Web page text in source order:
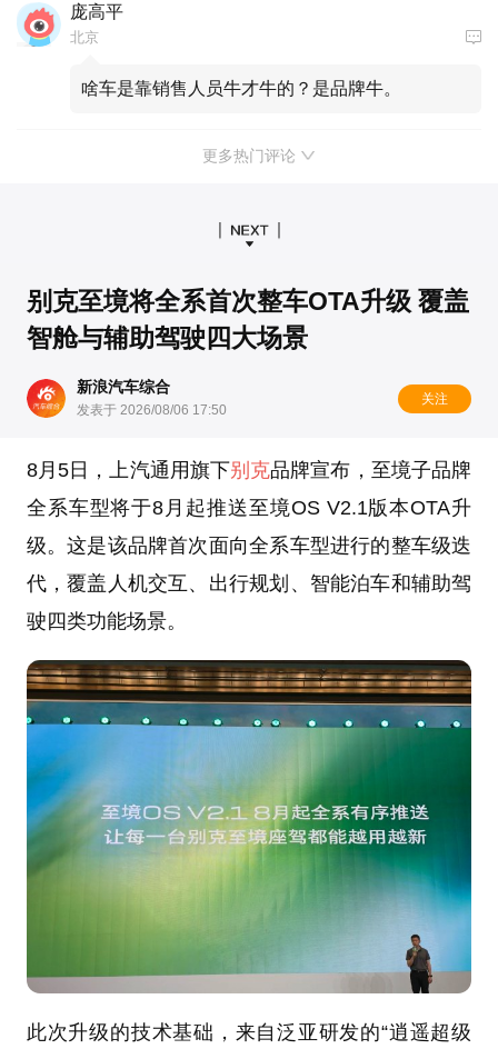
庞高平
北京
啥车是靠销售人员牛才牛的？是品牌牛。
更多热门评论
别克至境将全系首次整车OTA升级 覆盖
智舱与辅助驾驶四大场景
新浪汽车综合
发表于 2026/08/06 17:50
关注
8月5日，上汽通用旗下别克品牌宣布，至境子品牌
全系车型将于8月起推送至境OS V2.1版本OTA升
级。这是该品牌首次面向全系车型进行的整车级迭
代，覆盖人机交互、出行规划、智能泊车和辅助驾
驶四类功能场景。
此次升级的技术基础，来自泛亚研发的“逍遥超级